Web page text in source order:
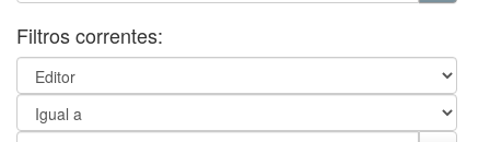
Filtros correntes: